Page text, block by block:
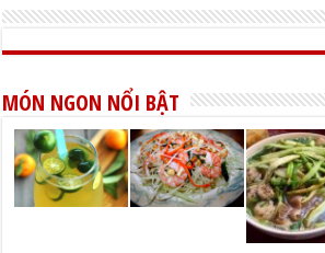
MÓN NGON NỔI BẬT